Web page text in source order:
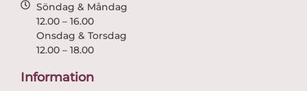
Söndag & Måndag
12.00 – 16.00
Onsdag & Torsdag
12.00 – 18.00
Information